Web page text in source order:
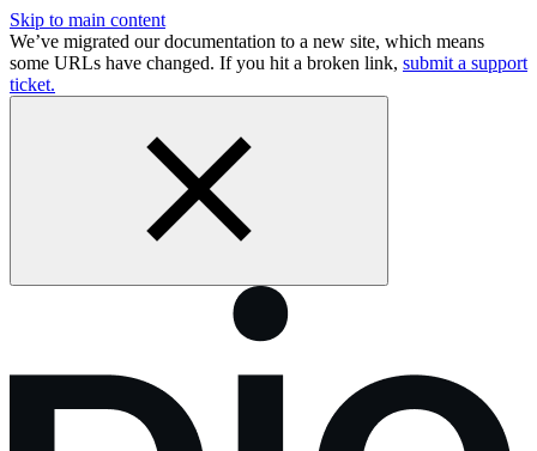
Skip to main content
We’ve migrated our documentation to a new site, which means
some URLs have changed. If you hit a broken link, submit a support
ticket.